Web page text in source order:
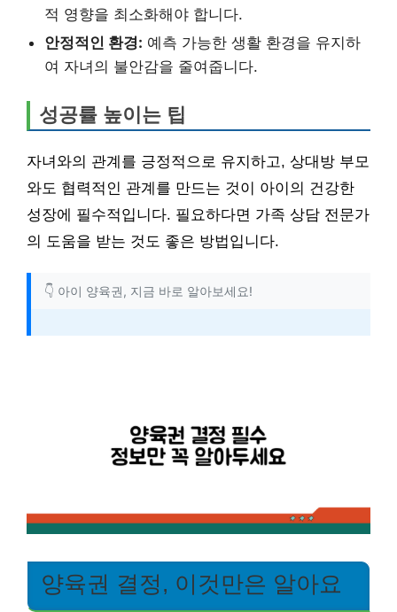
적 영향을 최소화해야 합니다.
안정적인 환경: 예측 가능한 생활 환경을 유지하
여 자녀의 불안감을 줄여줍니다.
성공률 높이는 팁
자녀와의 관계를 긍정적으로 유지하고, 상대방 부모
와도 협력적인 관계를 만드는 것이 아이의 건강한
성장에 필수적입니다. 필요하다면 가족 상담 전문가
의 도움을 받는 것도 좋은 방법입니다.
👇 아이 양육권, 지금 바로 알아보세요!
양육권 결정, 이것만은 알아요